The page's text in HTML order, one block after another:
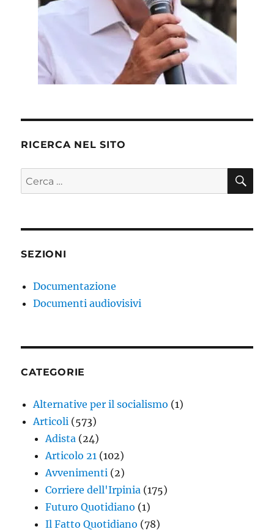
RICERCA NEL SITO
Cerca:
SEZIONI
Documentazione
Documenti audiovisivi
CATEGORIE
Alternative per il socialismo (1)
Articoli (573)
Adista (24)
Articolo 21 (102)
Avvenimenti (2)
Corriere dell'Irpinia (175)
Futuro Quotidiano (1)
Il Fatto Quotidiano (78)